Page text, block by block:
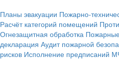
Планы эвакуации Пожарно-
Расчёт категорий помещений
Огнезащитная обработка
декларация Аудит пожарной
рисков Исполнение предписаний